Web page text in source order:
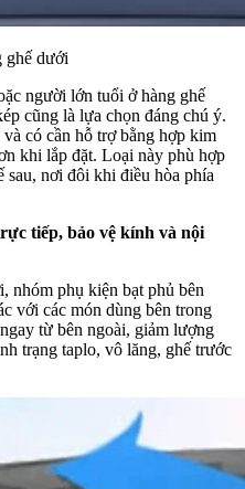
ghế dưới
người lớn tuổi ở hàng ghế
cũng là lựa chọn đáng chú ý.
có cần hỗ trợ bằng hợp kim
khi lắp đặt. Loại này phù hợp
sau, nơi đôi khi điều hòa phía
tiếp, bảo vệ kính và nội
nhóm phụ kiện bạt phủ bên
với các món dùng bên trong
từ bên ngoài, giảm lượng
trạng taplo, vô lăng, ghế trước